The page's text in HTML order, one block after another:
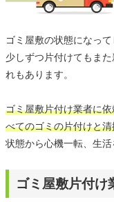
ゴミ屋敷の状態になっ
少しずつ片付けてもま
れもあります。
ゴミ屋敷片付け業者に
べてのゴミの片付けと
状態から心機一転、生活
ゴミ屋敷片付け